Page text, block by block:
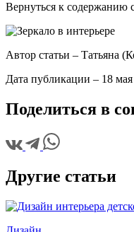
Вернуться к содержанию
Автор статьи – Татьяна
Дата публикации – 18
Поделиться в
Другие статьи